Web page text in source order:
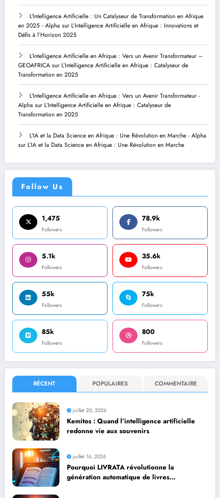
L'Intelligence Artificielle : Un Catalyseur de Transformation en Afrique
en 2025 - Alpha sur L’Intelligence Artificielle en Afrique : Innovations et
Défis à l’Horizon 2025
L’Intelligence Artificielle en Afrique : Vers un Avenir Transformateur –
GEOAFRICA sur L’Intelligence Artificielle en Afrique : Catalyseur de
Transformation en 2025
L'Intelligence Artificielle en Afrique : Vers un Avenir Transformateur -
Alpha sur L’Intelligence Artificielle en Afrique : Catalyseur de
Transformation en 2025
L'IA et la Data Science en Afrique : Une Révolution en Marche - Alpha
sur L’IA et la Data Science en Afrique : Une Révolution en Marche
Follow Us
1,475
Followers
78.9k
Followers
5.1k
Followers
35.6k
Followers
55k
Followers
75k
Followers
85k
Followers
800
Followers
RÉCENT POPULAIRES COMMENTAIRE
juillet 20, 2026
Kemitos : Quand l’intelligence artificielle
redonne vie aux souvenirs
juillet 16, 2026
Pourquoi LIVRATA révolutionne la
génération automatique de livres